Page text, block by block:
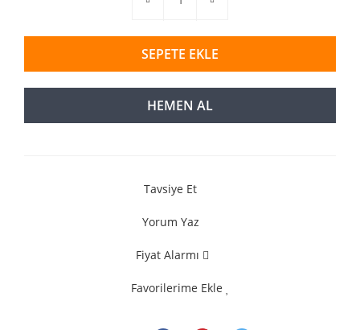
SEPETE EKLE
HEMEN AL
Tavsiye Et
Yorum Yaz
Fiyat Alarmı
Favorilerime Ekle